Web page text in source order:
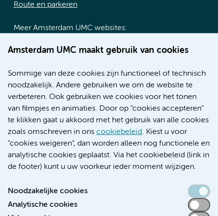
Amsterdam UMC maakt gebruik van cookies
Sommige van deze cookies zijn functioneel of technisch
noodzakelijk. Andere gebruiken we om de website te
verbeteren. Ook gebruiken we cookies voor het tonen
van filmpjes en animaties. Door op "cookies accepteren"
te klikken gaat u akkoord met het gebruik van alle cookies
zoals omschreven in ons cookiebeleid. Kiest u voor
"cookies weigeren", dan worden alleen nog functionele en
analytische cookies geplaatst. Via het cookiebeleid (link in
de footer) kunt u uw voorkeur ieder moment wijzigen.
Noodzakelijke cookies
Analytische cookies
Route en parkeren
Meer Amsterdam UMC websites:
Werken bij Amsterdam UMC
Nieuws
Research
Educatie locatie AMC
Educatie locatie VUmc
Verwijzen & diagnostiek
Toegankelijkheidsverklaring